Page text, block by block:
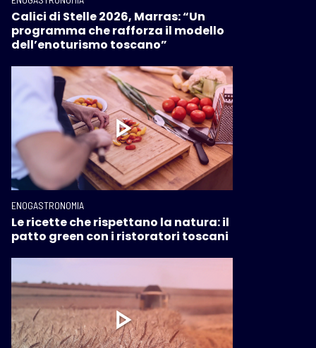
Calici di Stelle 2026, Marras: “Un
programma che rafforza il modello
dell’enoturismo toscano”
ENOGASTRONOMIA
Le ricette che rispettano la natura: il
patto green con i ristoratori toscani